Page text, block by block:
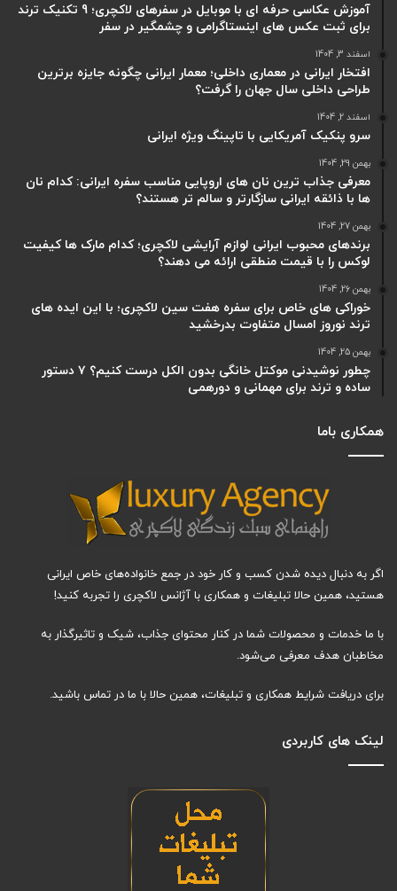
آموزش عکاسی حرفه ای با موبایل در سفرهای لاکچری؛ 9 تکنیک ترند
برای ثبت عکس های اینستاگرامی و چشمگیر در سفر
اسفند 3, 1404
افتخار ایرانی در معماری داخلی؛ معمار ایرانی چگونه جایزه برترین
طراحی داخلی سال جهان را گرفت؟
اسفند 2, 1404
سرو پنکیک آمریکایی با تاپینگ ویژه ایرانی
بهمن 29, 1404
معرفی جذاب ترین نان های اروپایی مناسب سفره ایرانی: کدام نان
ها با ذائقه ایرانی سازگارتر و سالم تر هستند؟
بهمن 27, 1404
برندهای محبوب ایرانی لوازم آرایشی لاکچری؛ کدام مارک ها کیفیت
لوکس را با قیمت منطقی ارائه می دهند؟
بهمن 26, 1404
خوراکی های خاص برای سفره هفت سین لاکچری؛ با این ایده های
ترند نوروز امسال متفاوت بدرخشید
بهمن 25, 1404
چطور نوشیدنی موکتل خانگی بدون الکل درست کنیم؟ ۷ دستور
ساده و ترند برای مهمانی و دورهمی
همکاری باما
اگر به دنبال دیده شدن کسب و کار خود در جمع خانواده‌های خاص ایرانی
هستید، همین حالا تبلیغات و همکاری با آژانس لاکچری را تجربه کنید!
با ما خدمات و محصولات شما در کنار محتوای جذاب، شیک و تاثیرگذار به
مخاطبان هدف معرفی می‌شود.
برای دریافت شرایط همکاری و تبلیغات، همین حالا با ما در تماس باشید.
لینک های کاربردی